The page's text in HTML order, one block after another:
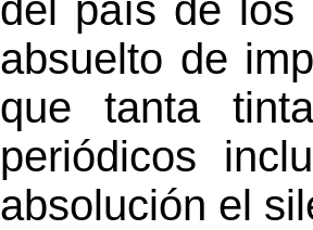
del país de los
absuelto de
que tanta
periódicos
absolución el